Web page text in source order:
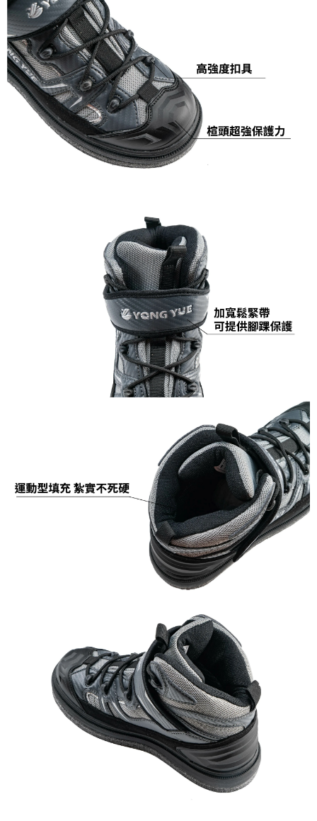
５．嚴禁一人註冊多個帳號或使用他人資訊註冊。若發現惡意使用之情形，
恩沛科技股份有限公司將有權停止該用戶之使用額度並採取法律行動。